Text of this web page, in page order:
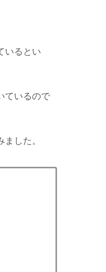
いるとい
ているので
した。